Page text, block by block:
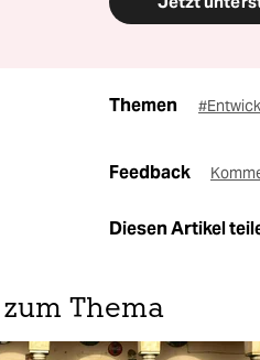
Themen
Feedback
Diesen Artikel
Thema